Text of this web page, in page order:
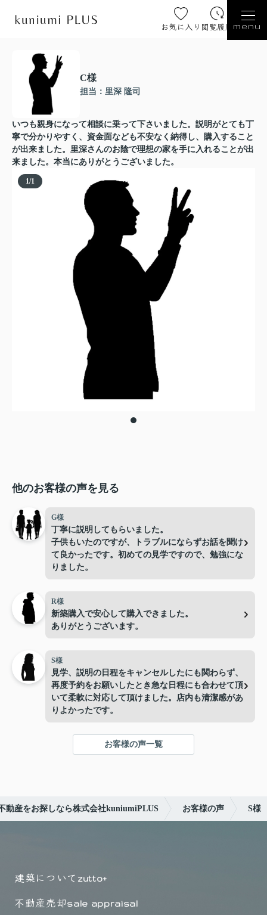
お気に入り 閲覧履歴 menu
C様
担当：里深 隆司
いつも親身になって相談に乗って下さいました。説明がとても丁
寧で分かりやすく、資金面なども不安なく納得し、購入すること
が出来ました。里深さんのお陰で理想の家を手に入れることが出
来ました。本当にありがとうございました。
1/1
他のお客様の声を見る
G様
丁寧に説明してもらいました。
子供もいたのですが、トラブルにならずお話を聞け
て良かったです。初めての見学ですので、勉強にな
りました。
R様
新築購入で安心して購入できました。
ありがとうございます。
S様
見学、説明の日程をキャンセルしたにも関わらず、
再度予約をお願いしたとき急な日程にも合わせて頂
いて柔軟に対応して頂けました。店内も清潔感があ
りよかったです。
お客様の声一覧
動産をお探しなら株式会社kuniumiPLUS お客様の声 S様
建築について zutto+
不動産売却sale appraisal